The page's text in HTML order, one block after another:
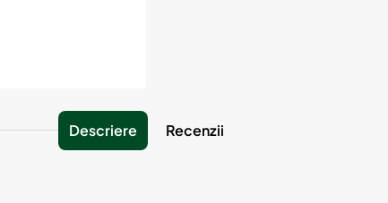
Descriere Recenzii